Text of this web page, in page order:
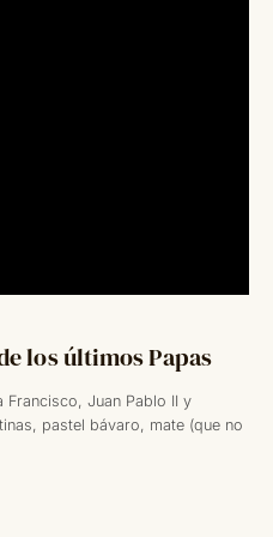
los últimos Papas
Francisco, Juan Pablo II y
pastel bávaro, mate (que no